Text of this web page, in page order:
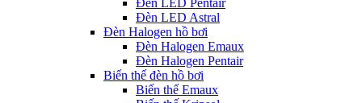
Đèn LED Pentair
Đèn LED Astral
Đèn Halogen hồ bơi
Đèn Halogen Emaux
Đèn Halogen Pentair
Biến thế đèn hồ bơi
Biến thế Emaux